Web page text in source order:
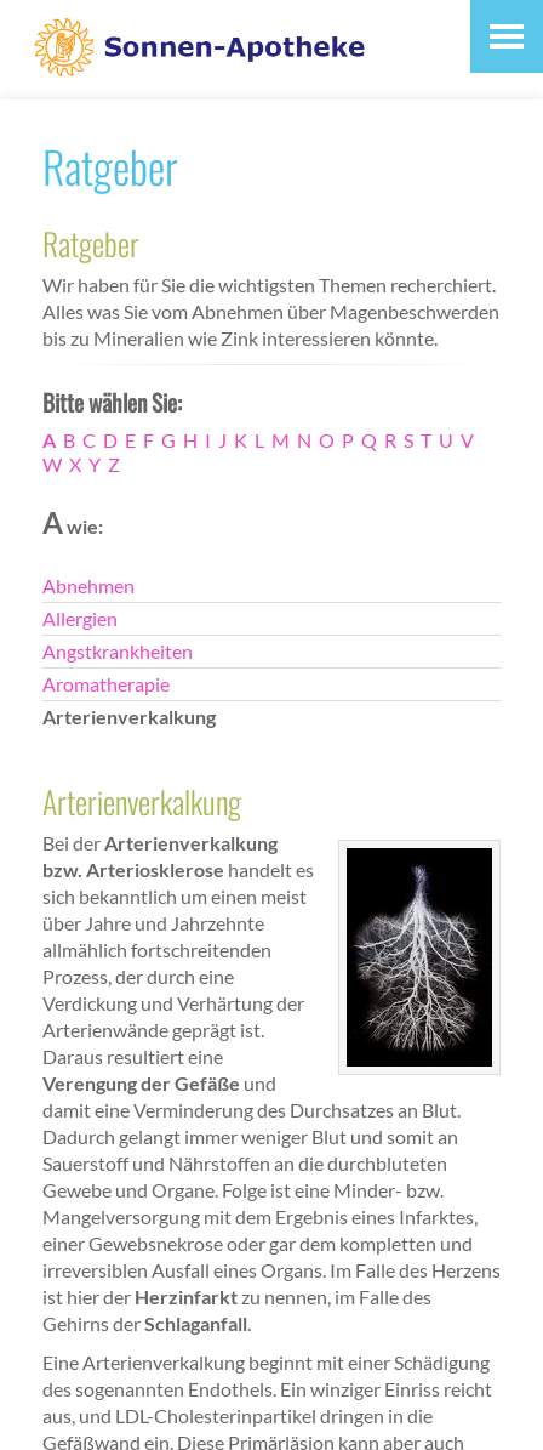
Ratgeber
Ratgeber
Wir haben für Sie die wichtigsten Themen recherchiert.
Alles was Sie vom Abnehmen über Magenbeschwerden
bis zu Mineralien wie Zink interessieren könnte.
Bitte wählen Sie:
A B C D E F G H I J K L M N O P Q R S T U V
W X Y Z
Awie:
Abnehmen
Allergien
Angstkrankheiten
Aromatherapie
Arterienverkalkung
Arterienverkalkung
Bei derArterienverkalkung
bzw. Arteriosklerose handelt es
sich bekanntlich um einen meist
über Jahre und Jahrzehnte
allmählich fortschreitenden
Prozess, der durch eine
Verdickung und Verhärtung der
Arterienwände geprägt ist.
Daraus resultiert eine
Verengung der Gefäße und
damit eine Verminderung des Durchsatzes an Blut.
Dadurch gelangt immer weniger Blut und somit an
Sauerstoff und Nährstoffen an die durchbluteten
Gewebe und Organe. Folge ist eine Minder- bzw.
Mangelversorgung mit dem Ergebnis eines Infarktes,
einer Gewebsnekrose oder gar dem kompletten und
irreversiblen Ausfall eines Organs. Im Falle des Herzens
ist hier der Herzinfarktzu nennen, im Falle des
Gehirns derSchlaganfall.
Eine Arterienverkalkung beginnt mit einer Schädigung
des sogenannten Endothels. Ein winziger Einriss reicht
aus, und LDL-Cholesterinpartikel dringen in die
Gefäßwand ein. Diese Primärläsion kann aber auch